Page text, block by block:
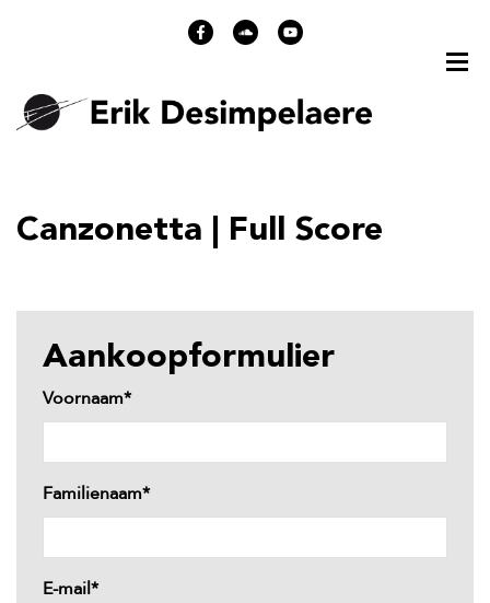
Canzonetta | Full Score
Aankoopformulier
Voornaam*
Familienaam*
E-mail*